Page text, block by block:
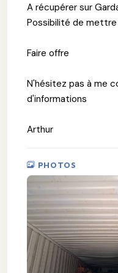
A récupérer sur
Possibilité de
Faire offre
N'hésitez pas à me
d'informations
Arthur
PHOTOS